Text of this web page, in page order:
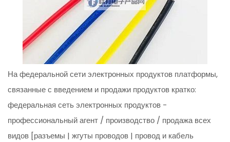
На федеральной сети электронных продуктов платформы,
связанные с введением и продажи продуктов кратко:
федеральная сеть электронных продуктов -
профессиональный агент / производство / продажа всех
видов [разъемы | жгуты проводов | провод и кабель